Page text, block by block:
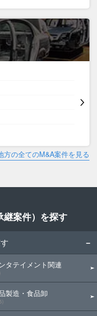
方の全てのM&A案件を見る
案件）を探す
タテイメント関連
製造・食品卸